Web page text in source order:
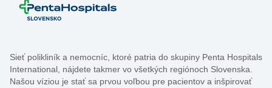
Sieť polikliník a nemocníc, ktoré patria do skupiny Penta Hospitals
International, nájdete takmer vo všetkých regiónoch Slovenska.
Našou víziou je stať sa prvou voľbou pre pacientov a inšpirovať